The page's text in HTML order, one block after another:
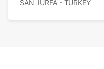
SANLIURFA - TURKEY